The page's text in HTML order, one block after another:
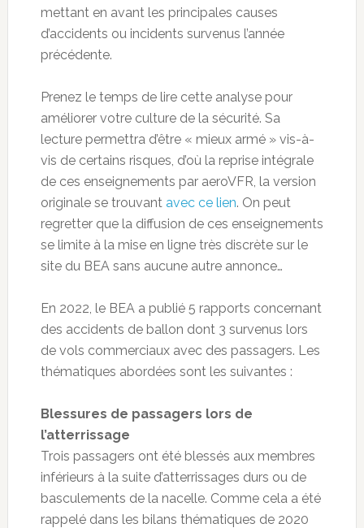
mettant en avant les principales causes
d’accidents ou incidents survenus l’année
précédente.
Prenez le temps de lire cette analyse pour
améliorer votre culture de la sécurité. Sa
lecture permettra d’être « mieux armé » vis-à-
vis de certains risques, d’où la reprise intégrale
de ces enseignements par aeroVFR, la version
originale se trouvant avec ce lien. On peut
regretter que la diffusion de ces enseignements
se limite à la mise en ligne très discrète sur le
site du BEA sans aucune autre annonce…
En 2022, le BEA a publié 5 rapports concernant
des accidents de ballon dont 3 survenus lors
de vols commerciaux avec des passagers. Les
thématiques abordées sont les suivantes :
Blessures de passagers lors de
l’atterrissage
Trois passagers ont été blessés aux membres
inférieurs à la suite d’atterrissages durs ou de
basculements de la nacelle. Comme cela a été
rappelé dans les bilans thématiques de 2020